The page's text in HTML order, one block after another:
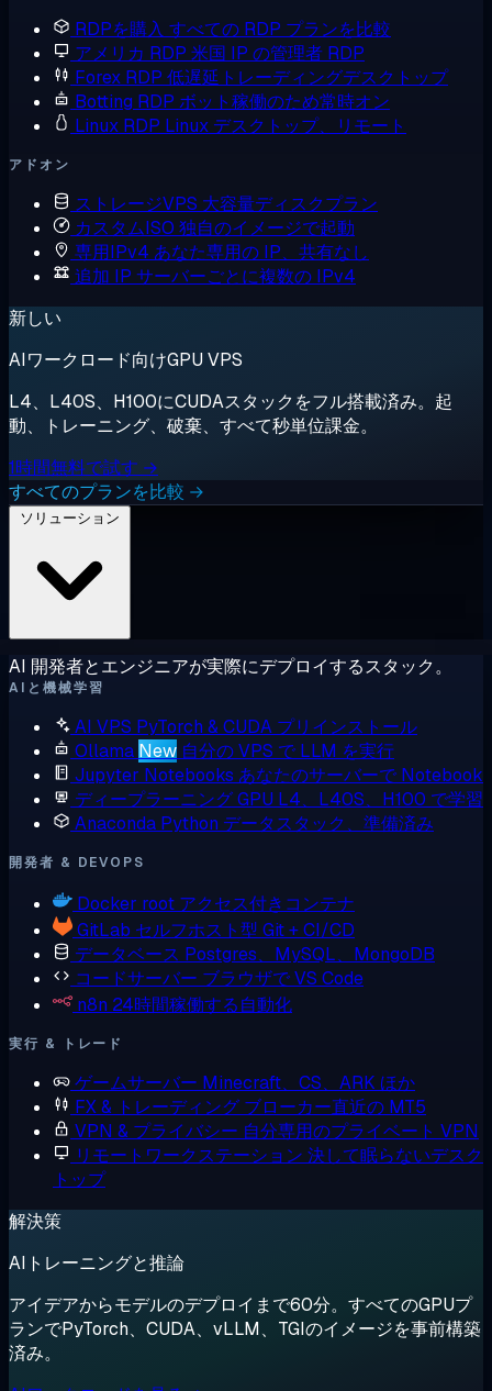
RDPを購入 すべての RDP プランを比較
アメリカ RDP 米国 IP の管理者 RDP
Forex RDP 低遅延トレーディングデスクトップ
Botting RDP ボット稼働のため常時オン
Linux RDP Linux デスクトップ、リモート
アドオン
ストレージVPS 大容量ディスクプラン
カスタムISO 独自のイメージで起動
専用IPv4 あなた専用の IP、共有なし
追加 IP サーバーごとに複数の IPv4
新しい
AIワークロード向けGPU VPS
L4、L40S、H100にCUDAスタックをフル搭載済み。起
動、トレーニング、破棄、すべて秒単位課金。
1時間無料で試す →
すべてのプランを比較 →
AI 開発者とエンジニアが実際にデプロイするスタック。
AIと機械学習
AI VPS PyTorch & CUDA プリインストール
Ollama New 自分の VPS で LLM を実行
Jupyter Notebooks あなたのサーバーで Notebook
ディープラーニング GPU L4、L40S、H100 で学習
Anaconda Python データスタック、準備済み
開発者 & DEVOPS
Docker root アクセス付きコンテナ
GitLab セルフホスト型 Git + CI/CD
データベース Postgres、MySQL、MongoDB
コードサーバー ブラウザで VS Code
n8n 24時間稼働する自動化
実行 & トレード
ゲームサーバー Minecraft、CS、ARK ほか
FX & トレーディング ブローカー直近の MT5
VPN & プライバシー 自分専用のプライベート VPN
リモートワークステーション 決して眠らないデスク
トップ
解決策
AIトレーニングと推論
アイデアからモデルのデプロイまで60分。すべてのGPUプ
ランでPyTorch、CUDA、vLLM、TGIのイメージを事前構築
済み。